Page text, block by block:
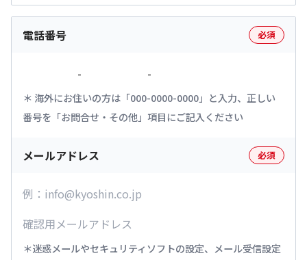
電話番号 必須
- -
海外にお住いの方は「000-0000-0000」と入力、正しい
番号を「お問合せ・その他」項目にご記入ください
メールアドレス 必須
迷惑メールやセキュリティソフトの設定、メール受信設定